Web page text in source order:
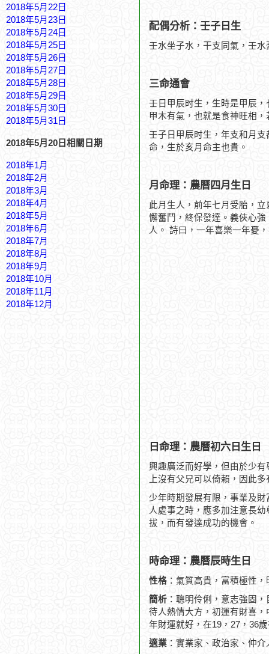
2018年5月22日
2018年5月23日
2018年5月24日
2018年5月25日
2018年5月26日
2018年5月27日
2018年5月28日
2018年5月29日
2018年5月30日
2018年5月31日
2018年5月20日相關日期
2018年1月
2018年2月
2018年3月
2018年4月
2018年5月
2018年6月
2018年7月
2018年8月
2018年9月
2018年10月
2018年11月
2018年12月
配偶分析：壬子日生
壬水坐子水，干支同氣，壬
三命通會
壬日甲辰时生，生時是甲辰
甲木有氣，也就是食神旺相
壬子日甲辰时生，年支和月
命，生於亥月命主也貴。
月命理：農曆四月生日
此月生人，前年七月受胎，
懈奮鬥，終保發達。義俠心
人。 詩曰，一年喜樂一年憂
日命理：農曆初六日生日
興趣廣泛而好學，但由於少
上沒有父兄可以倚賴，因此
少年時期發展有限，事業及
人處事之時，應多加注意長
拔，而有發達成功的機會。
時命理：農曆辰時生日
性格 ：氣質高貴，富積極性
簡析 ：聰明伶俐，意志強固
待人熱情大方，初運有財喜
年財運就好，在19，27，36
適業 ：實業家、政治家、仲